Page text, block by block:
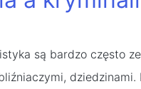
są bardzo często